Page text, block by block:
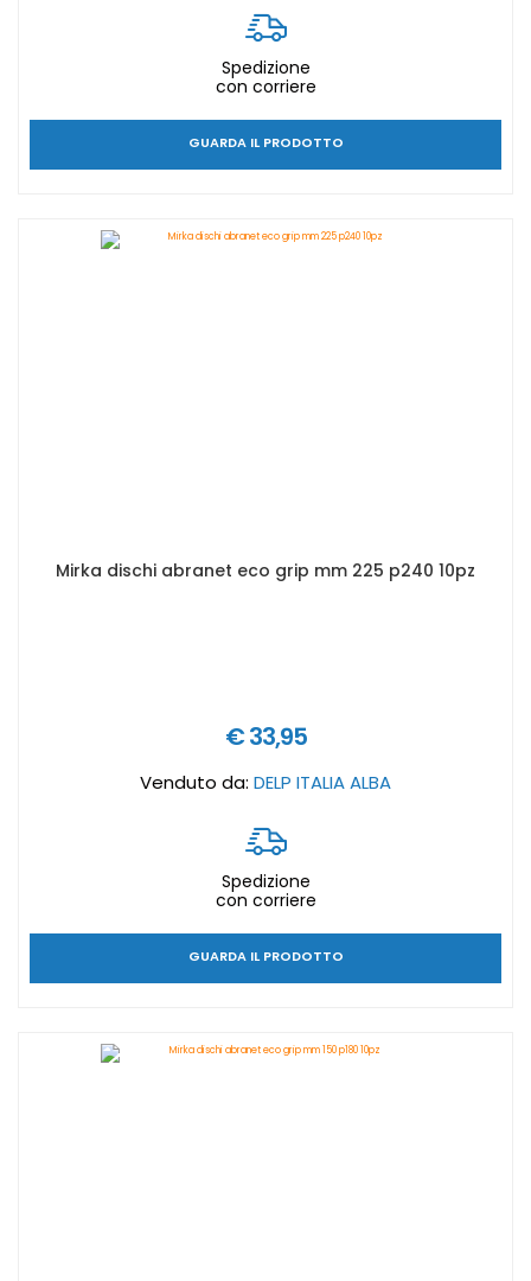
Spedizione
con corriere
GUARDA IL PRODOTTO
Mirka dischi abranet eco grip mm 225 p240 10pz
€ 33,95
Venduto da: DELP ITALIA ALBA
Spedizione
con corriere
GUARDA IL PRODOTTO